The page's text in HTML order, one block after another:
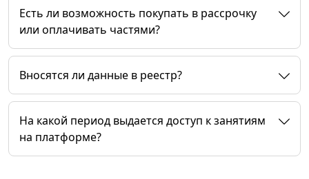
Есть ли возможность покупать в рассрочку
или оплачивать частями?
Вносятся ли данные в реестр?
На какой период выдается доступ к занятиям
на платформе?